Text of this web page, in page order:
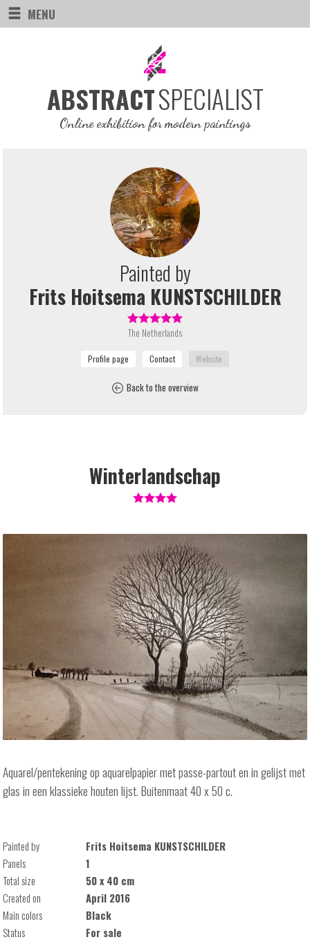
MENU
ABSTRACTSPECIALIST
Online exhibition for modern paintings
Painted by
Frits Hoitsema KUNSTSCHILDER
The Netherlands
Back to the overview
Winterlandschap
Aquarel/pentekening op aquarelpapier met passe-partout en in gelijst met
glas in een klassieke houten lijst. Buitenmaat 40 x 50 c.
Painted by
Frits Hoitsema KUNSTSCHILDER
Panels
1
Total size
50 x 40 cm
Created on
April 2016
Main colors
Black
Status
For sale